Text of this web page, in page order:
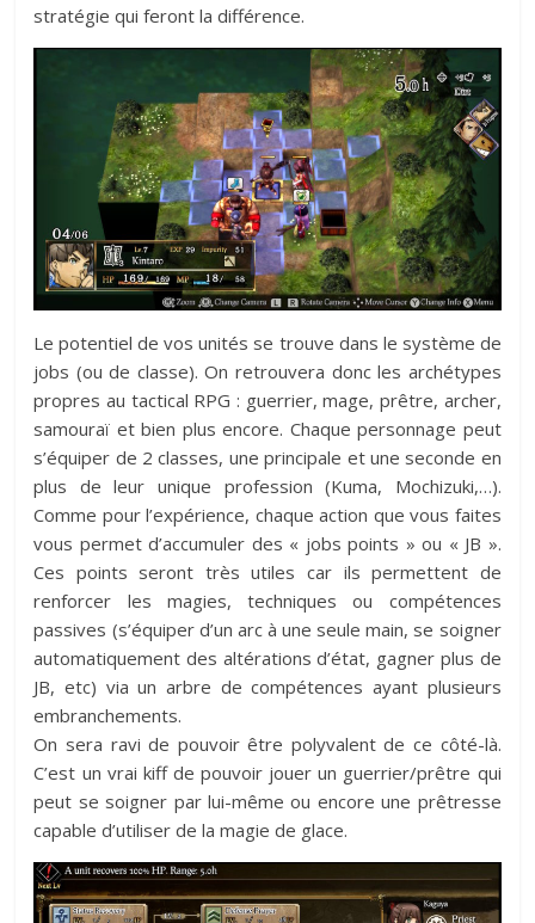
stratégie qui feront la différence.
Le potentiel de vos unités se trouve dans le système de
jobs (ou de classe). On retrouvera donc les archétypes
propres au tactical RPG : guerrier, mage, prêtre, archer,
samouraï et bien plus encore. Chaque personnage peut
s’équiper de 2 classes, une principale et une seconde en
plus de leur unique profession (Kuma, Mochizuki,…).
Comme pour l’expérience, chaque action que vous faites
vous permet d’accumuler des « jobs points » ou « JB ».
Ces points seront très utiles car ils permettent de
renforcer les magies, techniques ou compétences
passives (s’équiper d’un arc à une seule main, se soigner
automatiquement des altérations d’état, gagner plus de
JB, etc) via un arbre de compétences ayant plusieurs
embranchements.
On sera ravi de pouvoir être polyvalent de ce côté-là.
C’est un vrai kiff de pouvoir jouer un guerrier/prêtre qui
peut se soigner par lui-même ou encore une prêtresse
capable d’utiliser de la magie de glace.